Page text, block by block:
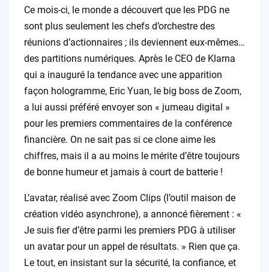
Ce mois-ci, le monde a découvert que les PDG ne
sont plus seulement les chefs d’orchestre des
réunions d’actionnaires ; ils deviennent eux-mêmes…
des partitions numériques. Après le CEO de Klarna
qui a inauguré la tendance avec une apparition
façon hologramme, Eric Yuan, le big boss de Zoom,
a lui aussi préféré envoyer son « jumeau digital »
pour les premiers commentaires de la conférence
financière. On ne sait pas si ce clone aime les
chiffres, mais il a au moins le mérite d’être toujours
de bonne humeur et jamais à court de batterie !
L’avatar, réalisé avec Zoom Clips (l’outil maison de
création vidéo asynchrone), a annoncé fièrement : «
Je suis fier d’être parmi les premiers PDG à utiliser
un avatar pour un appel de résultats. » Rien que ça.
Le tout, en insistant sur la sécurité, la confiance, et